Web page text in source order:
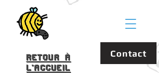
Contact
Retour à
l'accueil